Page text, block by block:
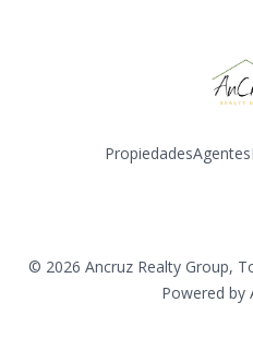
PropiedadesAgentes
© 2026 Ancruz Realty Group,
Powered by